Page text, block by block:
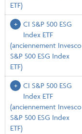
ETF)
CI S&P 500 ESG
Index ETF
(anciennement Invesco
S&P 500 ESG Index
ETF)
CI S&P 500 ESG
Index ETF
(anciennement Invesco
S&P 500 ESG Index
ETF)